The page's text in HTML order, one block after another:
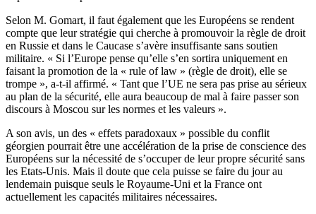
Selon M. Gomart, il faut également que les Européens se rendent
compte que leur stratégie qui cherche à promouvoir la règle de droit
en Russie et dans le Caucase s’avère insuffisante sans soutien
militaire. « Si l’Europe pense qu’elle s’en sortira uniquement en
faisant la promotion de la « rule of law » (règle de droit), elle se
trompe », a-t-il affirmé. « Tant que l’UE ne sera pas prise au sérieux
au plan de la sécurité, elle aura beaucoup de mal à faire passer son
discours à Moscou sur les normes et les valeurs ».
A son avis, un des « effets paradoxaux » possible du conflit
géorgien pourrait être une accélération de la prise de conscience des
Européens sur la nécessité de s’occuper de leur propre sécurité sans
les Etats-Unis. Mais il doute que cela puisse se faire du jour au
lendemain puisque seuls le Royaume-Uni et la France ont
actuellement les capacités militaires nécessaires.